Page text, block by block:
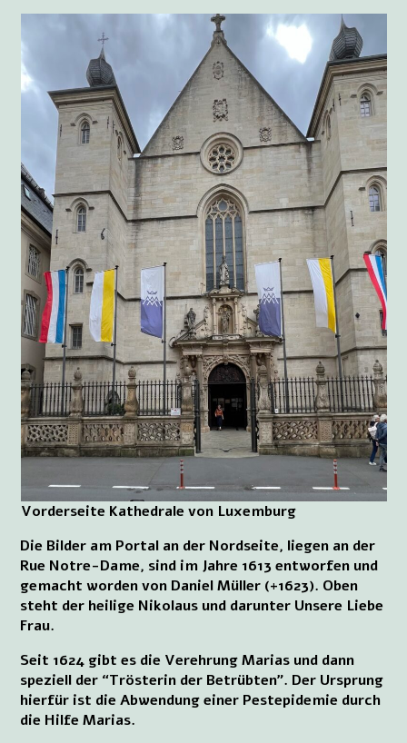
Vorderseite Kathedrale von Luxemburg
Die Bilder am Portal an der Nordseite, liegen an der
Rue Notre-Dame, sind im Jahre 1613 entworfen und
gemacht worden von Daniel Müller (+1623). Oben
steht der heilige Nikolaus und darunter Unsere Liebe
Frau.
Seit 1624 gibt es die Verehrung Marias und dann
speziell der “Trösterin der Betrübten”. Der Ursprung
hierfür ist die Abwendung einer Pestepidemie durch
die Hilfe Marias.